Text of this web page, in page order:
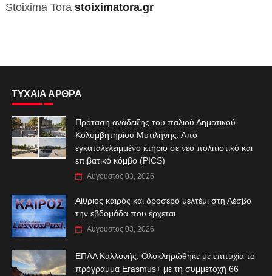
Stoixima Tora stoiximatora.gr
ΤΥΧΑΙΑ ΑΡΘΡΑ
Πρόταση ανάδειξης του παλιού Δημοτικού
Κολυμβητηρίου Μυτιλήνης: Από
εγκαταλελειμμένο κτήριο σε νέο πολιτιστικό και
επιβατικό κόμβο (PICS)
Αύγουστος 03, 2026
Αίθριος καιρός και δροσερό μελτέμι στη Λέσβο
την εβδομάδα που έρχεται
Αύγουστος 03, 2026
ΕΠΑΛ Καλλονής: Ολοκληρώθηκε με επιτυχία το
πρόγραμμα Erasmus+ με τη συμμετοχή 66